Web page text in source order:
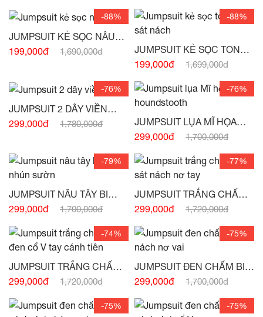
-88%
JUMPSUIT KẺ SỌC NÂU
TÂY
199,000đ 1,690,000đ
-88%
JUMPSUIT KẺ SỌC TONE
NÂU SÁT NÁCH -(HẾT
199,000đ 1,699,000đ
-76%
JUMPSUIT 2 DÂY VIỀN
BÈO -(HẾT HÀNG)
299,000đ 1,780,000đ
-76%
JUMPSUIT LỤA MĨ HỌA
299,000đ 1,700,000đ
-79%
JUMPSUIT NÂU TÂY BI
299,000đ 1,700,000đ
-77%
JUMPSUIT TRẮNG CHẤM
299,000đ 1,720,000đ
-74%
JUMPSUIT TRẮNG CHẤM
BI ĐEN CỔ V TAY CÁNH
299,000đ 1,720,000đ
-75%
JUMPSUIT ĐEN CHẤM BI
SÁT NÁCH NƠ VAI -(HẾT
299,000đ 1,700,000đ
-75% -75%